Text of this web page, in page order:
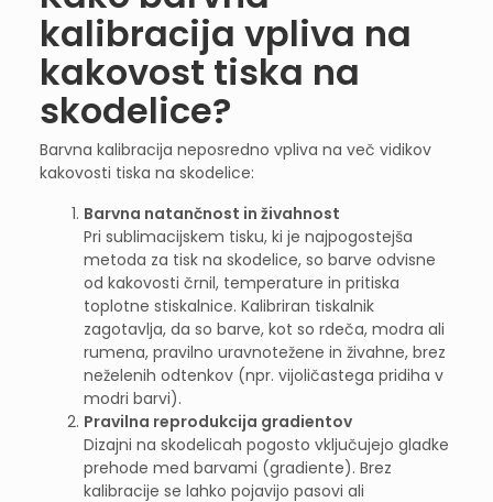
kalibracija vpliva na
kakovost tiska na
skodelice?
Barvna kalibracija neposredno vpliva na več vidikov
kakovosti tiska na skodelice:
Barvna natančnost in živahnost
Pri sublimacijskem tisku, ki je najpogostejša
metoda za tisk na skodelice, so barve odvisne
od kakovosti črnil, temperature in pritiska
toplotne stiskalnice. Kalibriran tiskalnik
zagotavlja, da so barve, kot so rdeča, modra ali
rumena, pravilno uravnotežene in živahne, brez
neželenih odtenkov (npr. vijoličastega pridiha v
modri barvi).
Pravilna reprodukcija gradientov
Dizajni na skodelicah pogosto vključujejo gladke
prehode med barvami (gradiente). Brez
kalibracije se lahko pojavijo pasovi ali